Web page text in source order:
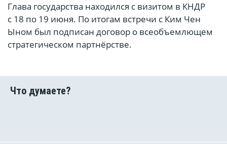
Глава государства находился с визитом в КНДР
с 18 по 19 июня. По итогам встречи с Ким Чен
Ыном был подписан договор о всеобъемлющем
стратегическом партнёрстве.